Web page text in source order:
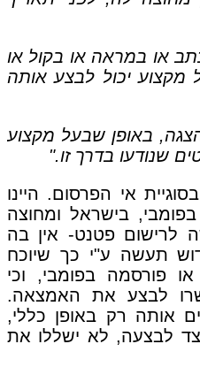
או במראה או בקול או
יכול לבצע אותה
באופן שבעל מקצוע
שנודעו בדרך זו."
אי הפרסום. היינו
בישראל ומחוצה
לרישום פטנט- אין בה
תעשה ע"י כך שיוכח
פורסמה בפומבי, וכי
לבצע את האמצאה.
אותה רק באופן כללי,
לבצעה, לא ישללו את